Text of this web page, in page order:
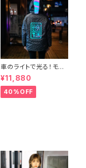
車のライトで光る！モノ
グラムウインドブレーカ
ー
¥11,880
40%OFF